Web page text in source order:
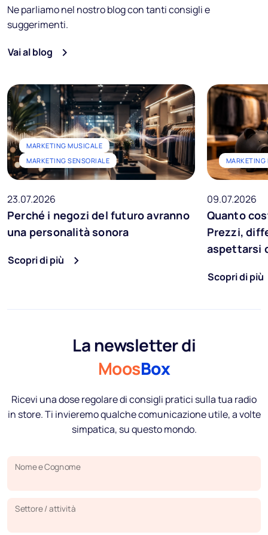
Ne parliamo nel nostro blog con tanti consigli e
suggerimenti.
Vai al blog
MARKETING MUSICALE
MARKETING SENSORIALE
23.07.2026
Perché i negozi del futuro avranno
una personalità sonora
Scopri di più
MARKETING
09.07.2026
Quanto
Prezzi,
aspettarsi
Scopri di più
La newsletter di
MoosBox
Ricevi una dose regolare di consigli pratici sulla tua radio
in store. Ti invieremo qualche comunicazione utile, a volte
simpatica, su questo mondo.
Nome e Cognome
Settore / attività